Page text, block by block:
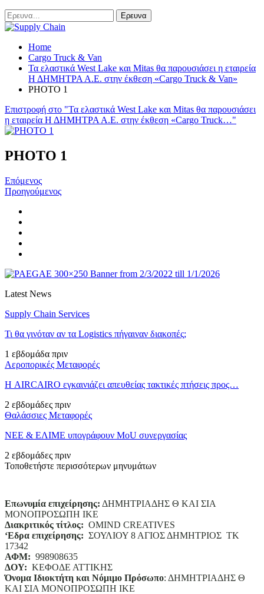
Home
Cargo Truck & Van
Τα ελαστικά West Lake και Mitas θα παρουσιάσει η εταιρεία
Η ΔΗΜΗΤΡΑ Α.Ε. στην έκθεση «Cargo Truck & Van»
PHOTO 1
Επιστροφή στο "Τα ελαστικά West Lake και Mitas θα παρουσιάσει
η εταιρεία Η ΔΗΜΗΤΡΑ Α.Ε. στην έκθεση «Cargo Truck…"
PHOTO 1
Επόμενος
Προηγούμενος
Latest News
Supply Chain Services
Τι θα γινόταν αν τα Logistics πήγαιναν διακοπές;
1 εβδομάδα πριν
Αεροπορικές Μεταφορές
Η AIRCAIRO εγκαινιάζει απευθείας τακτικές πτήσεις προς…
2 εβδομάδες πριν
Θαλάσσιες Μεταφορές
ΝΕΕ & ΕΛΙΜΕ υπογράφουν MoU συνεργασίας
2 εβδομάδες πριν
Τοποθετήστε περισσότερων μηνυμάτων
Επωνυμία επιχείρησης: ΔΗΜΗΤΡΙΑΔΗΣ Θ ΚΑΙ ΣΙΑ
ΜΟΝΟΠΡΟΣΩΠΗ ΙΚΕ
Διακριτικός τίτλος: ΟΜΙΝD CREATIVES
‘Eδρα επιχείρησης: ΣΟΥΛΙΟΥ 8 ΑΓΙΟΣ ΔΗΜΗΤΡΙΟΣ ΤΚ
17342
ΑΦΜ: 998908635
ΔΟΥ: ΚΕΦΟΔΕ ΑΤΤΙΚΗΣ
Όνομα Ιδιοκτήτη και Νόμιμο Πρόσωπο: ΔΗΜΗΤΡΙΑΔΗΣ Θ
ΚΑΙ ΣΙΑ ΜΟΝΟΠΡΟΣΩΠΗ ΙΚΕ